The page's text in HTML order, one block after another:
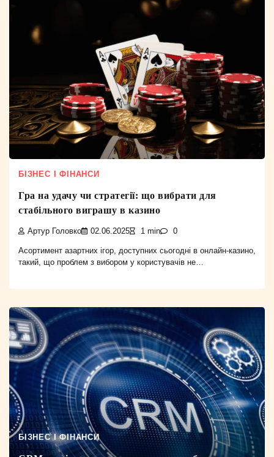
БІЗНЕС І ФІНАНСИ
Гра на удачу чи стратегії: що вибрати для
стабільного виграшу в казино
Артур Головко 02.06.2025 1 min 0
Асортимент азартних ігор, доступних сьогодні в онлайн-казино,
такий, що проблем з вибором у користувачів не…
БІЗНЕС І ФІНАНСИ